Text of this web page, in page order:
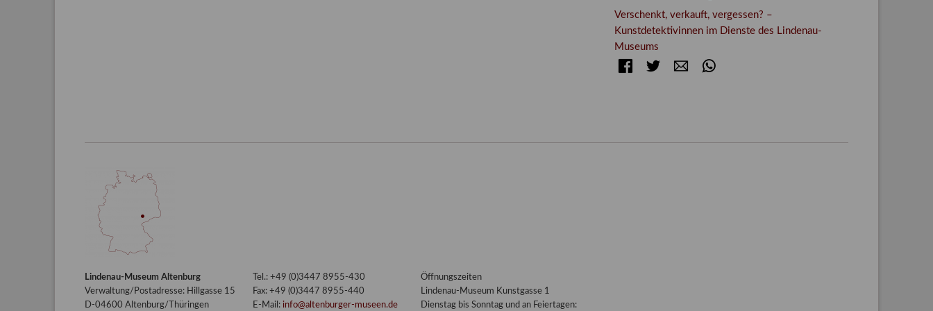
Verschenkt, verkauft, vergessen? –
Kunstdetektivinnen im Dienste des Lindenau-
Museums
FacebookTwitter E-mail
Lindenau-Museum Altenburg
Verwaltung/Postadresse: Hillgasse 15
D-04600 Altenburg/Thüringen
Tel.: +49 (0)3447 8955-430
Fax: +49 (0)3447 8955-440
E-Mail: info@altenburger-museen.de
Öffnungszeiten
Lindenau-Museum Kunstgasse 1
Dienstag bis Sonntag und an Feiertagen: